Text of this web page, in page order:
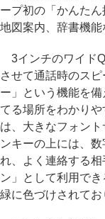
ープ初の「かんた
地図案内、辞書機能
3インチのワイド
させて通話時のス
ー」という機能を
てる場所をわかり
は、大きなフォン
ンキーの上には、
れ、よく連絡する
ン」として利用で
緑に色づけされてお